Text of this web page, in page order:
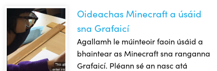
Oideachas Minecraft a úsáid sna Grafaicí
Oideachas Minecraft a úsáid
sna Grafaicí
Agallamh le múinteoir faoin úsáid a
bhaintear as Minecraft sna ranganna
Grafaicí. Pléann sé an nasc atá